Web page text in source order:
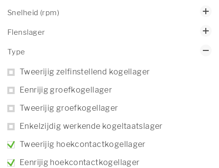
Snelheid (rpm)
Flenslager
Type
Tweerijig zelfinstellend kogellager
Eenrijig groefkogellager
Tweerijig groefkogellager
Enkelzijdig werkende kogeltaatslager
Tweerijig hoekcontactkogellager
Eenrijig hoekcontactkogellager